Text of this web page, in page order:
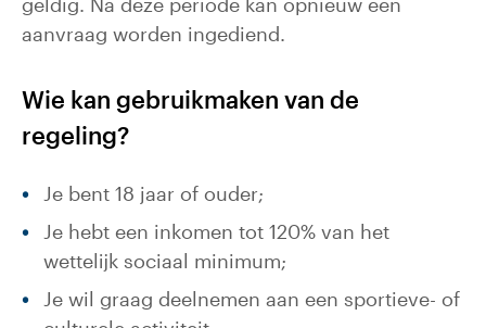
aanvraag worden ingediend.
Wie kan gebruikmaken van de
regeling?
Je bent 18 jaar of ouder;
Je hebt een inkomen tot 120% van het
wettelijk sociaal minimum;
Je wil graag deelnemen aan een sportieve- of